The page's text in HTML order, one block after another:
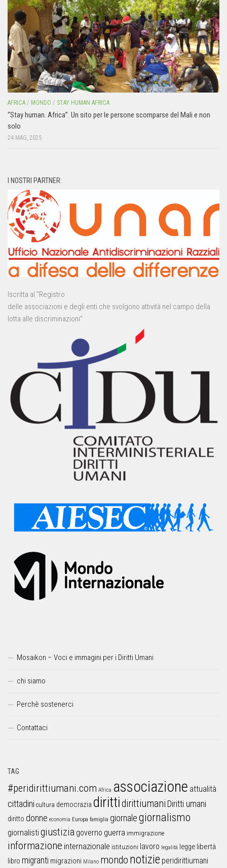
AFRICA / MONDO / STAY HUMAN AFRICA
“Stay human. Africa”. Un sito per le persone scomparse del Mali e non
solo
24 MAG, 2025
I NOSTRI PARTNER:
Iscritta al “Registro
delle associazioni e degli enti che svolgono attività nel campo della
lotta alle discriminazioni”
Mosaikon – Voci e immagini per i Diritti Umani
chi siamo
Perchè sostenerci
Contattaci
TAG
#peridirittiumani.com Africa associazione attualità
cittadini cultura democrazia dirittidirittiumani Diritti umani
diritto donne economia Europa famiglia giornalegiornalismo
giornalistigiustizia governo guerra immigrazione
informazione internazionale istituzioni lavoro legalità legge libertà
libro migranti migrazioni Milano mondo notizie peridirittiumani